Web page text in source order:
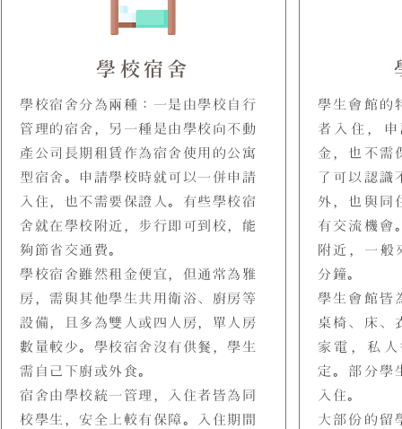
學校宿舍
學校宿舍分為兩種：一是由學校自行
管理的宿舍，另一種是由學校向不動
產公司長期租賃作為宿舍使用的公寓
型宿舍。申請學校時就可以一併申請
入住，也不需要保證人。有些學校宿
舍就在學校附近，步行即可到校，能
夠節省交通費。
學校宿舍雖然租金便宜，但通常為雅
房，需與其他學生共用衛浴、廚房等
設備，且多為雙人或四人房，單人房
數量較少。學校宿舍沒有供餐，學生
需自己下廚或外食。
宿舍由學校統一管理，入住者皆為同
校學生，安全上較有保障。入住期間
學生會館的
者入住，
金，也不需
了可以認識
外，也與同
有交流機會
附近，一般
分鐘。
學生會館皆
桌椅、床、
家電，私
定。部分學
入住。
大部份的留